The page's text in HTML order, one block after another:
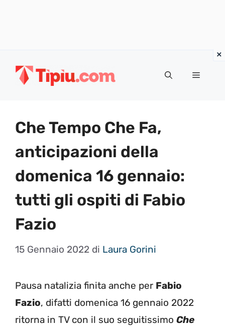
Menu
Che Tempo Che Fa,
anticipazioni della
domenica 16 gennaio:
tutti gli ospiti di Fabio
Fazio
15 Gennaio 2022 di Laura Gorini
Pausa natalizia finita anche per Fabio
Fazio, difatti domenica 16 gennaio 2022
ritorna in TV con il suo seguitissimo Che